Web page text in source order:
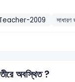
2009 সাধারণ
অবস্থিত ?